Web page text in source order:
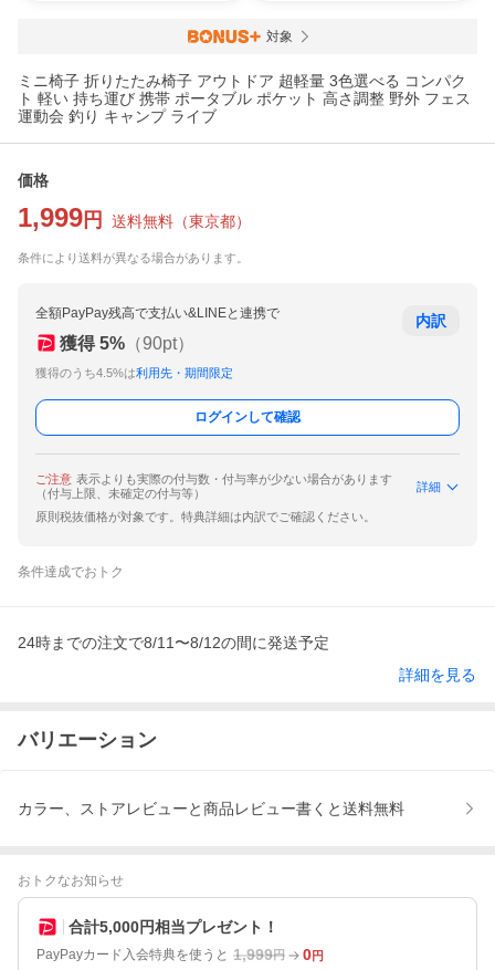
対象
ミニ椅子 折りたたみ椅子 アウトドア 超軽量 3色選べる コンパク
ト 軽い 持ち運び 携帯 ポータブル ポケット 高さ調整 野外 フェス
運動会 釣り キャンプ ライブ
価格
1,999 円 送料無料 （東京都）
条件により送料が異なる場合があります。
全額PayPay残高で支払い&LINEと連携で
獲得 5% （90pt）
獲得のうち4.5%は利用先・期間限定
内訳
ログインして確認
ご注意 表示よりも実際の付与数・付与率が少ない場合があります
（付与上限、未確定の付与等）
詳細
原則税抜価格が対象です。特典詳細は内訳でご確認ください。
条件達成でおトク
24時までの注文で8/11〜8/12の間に発送予定
詳細を見る
バリエーション
カラー、ストアレビューと商品レビュー書くと送料無料
おトクなお知らせ
合計5,000円相当プレゼント！
PayPayカード入会特典を使うと 1,999円 0円